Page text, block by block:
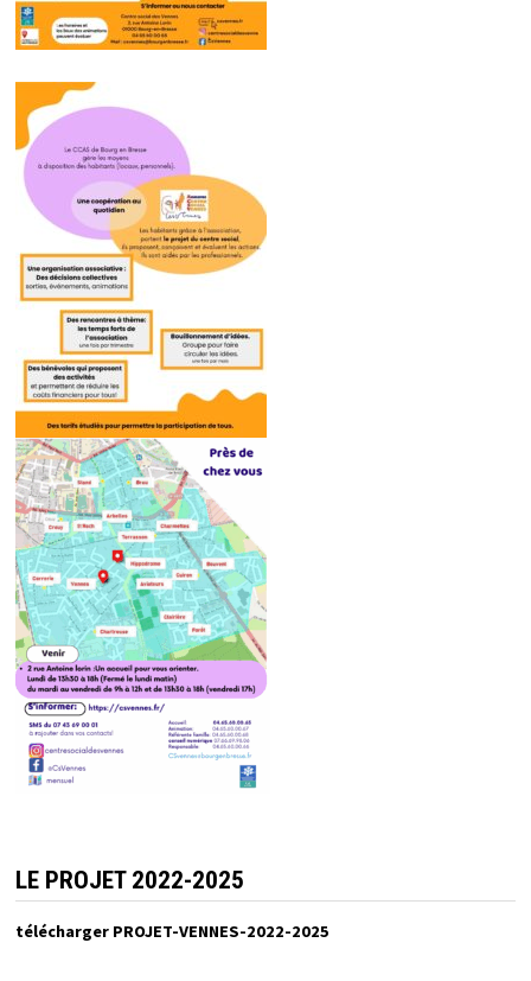
LE PROJET 2022-2025
télécharger PROJET-VENNES-2022-2025